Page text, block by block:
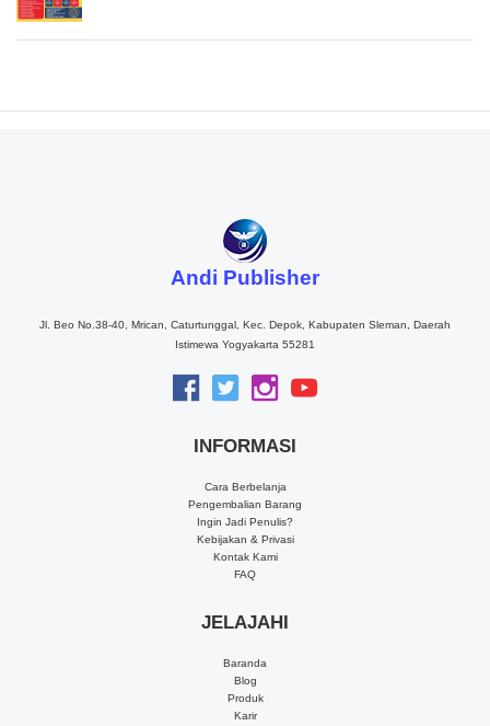
Andi Publisher
Jl. Beo No.38-40, Mrican, Caturtunggal, Kec. Depok, Kabupaten Sleman, Daerah
Istimewa Yogyakarta 55281
INFORMASI
Cara Berbelanja
Pengembalian Barang
Ingin Jadi Penulis?
Kebijakan & Privasi
Kontak Kami
FAQ
JELAJAHI
Baranda
Blog
Produk
Karir